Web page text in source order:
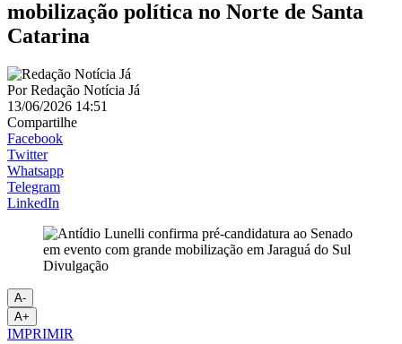
mobilização política no Norte de Santa
Catarina
PorRedação Notícia Já
13/06/2026 14:51
Compartilhe
Facebook
Twitter
Whatsapp
Telegram
LinkedIn
Divulgação
A-
A+
IMPRIMIR